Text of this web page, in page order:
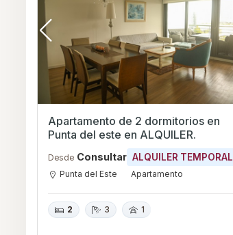
Apartamento de 2 dormitorios en
Punta del este en ALQUILER.
Desde Consultar ALQUILER TEMPORAL
Punta del Este Apartamento
2 3 1